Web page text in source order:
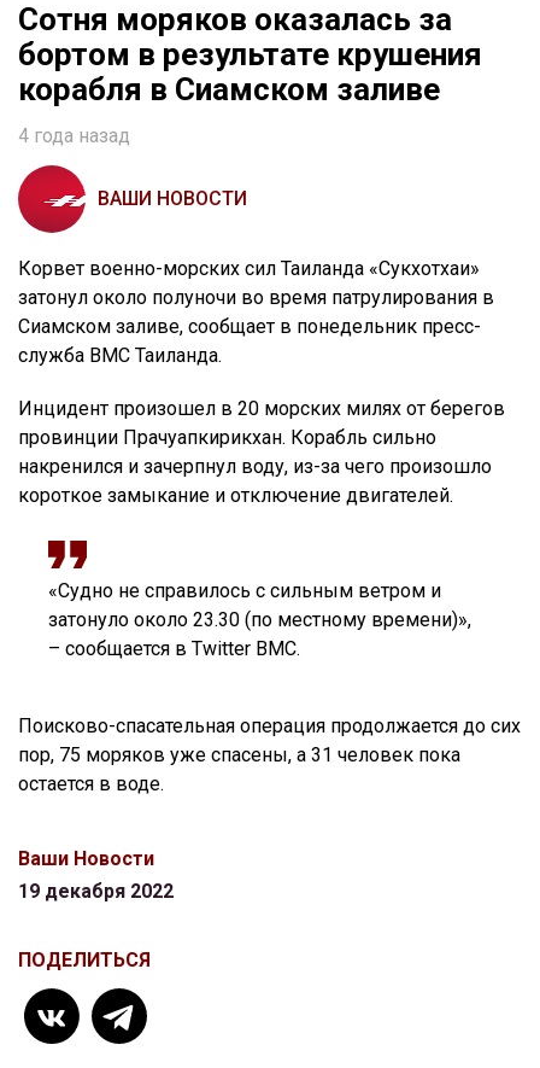
Сотня моряков оказалась за
бортом в результате крушения
корабля в Сиамском заливе
4 года назад
ВАШИ НОВОСТИ
Корвет военно-морских сил Таиланда «Сукхотхаи»
затонул около полуночи во время патрулирования в
Сиамском заливе, сообщает в понедельник пресс-
служба ВМС Таиланда.
Инцидент произошел в 20 морских милях от берегов
провинции Прачуапкирикхан. Корабль сильно
накренился и зачерпнул воду, из-за чего произошло
короткое замыкание и отключение двигателей.
«Судно не справилось с сильным ветром и
затонуло около 23.30 (по местному времени)»,
– сообщается в Twitter ВМС.
Поисково-спасательная операция продолжается до сих
пор, 75 моряков уже спасены, а 31 человек пока
остается в воде.
Ваши Новости
19 декабря 2022
ПОДЕЛИТЬСЯ